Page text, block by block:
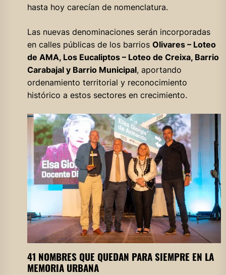
hasta hoy carecían de nomenclatura.
Las nuevas denominaciones serán incorporadas
en calles públicas de los barrios Olivares – Loteo
de AMA, Los Eucaliptos – Loteo de Creixa, Barrio
Carabajal y Barrio Municipal, aportando
ordenamiento territorial y reconocimiento
histórico a estos sectores en crecimiento.
41 NOMBRES QUE QUEDAN PARA SIEMPRE EN LA
MEMORIA URBANA